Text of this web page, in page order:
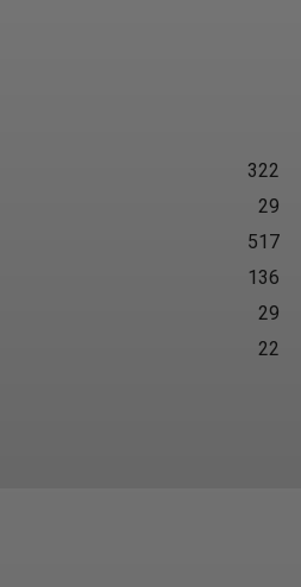
322
29
517
136
29
22